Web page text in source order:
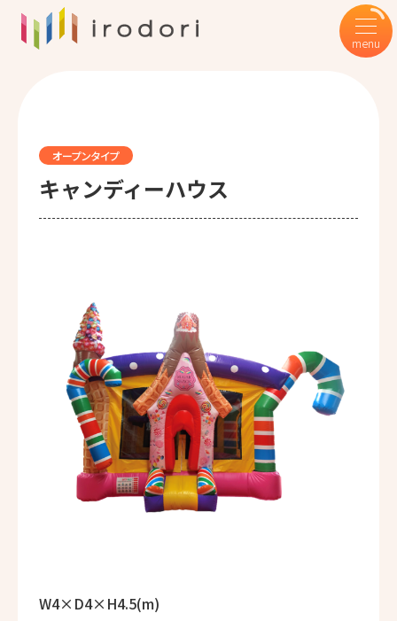
オープンタイプ
キャンディーハウス
W4×D4×H4.5(m)